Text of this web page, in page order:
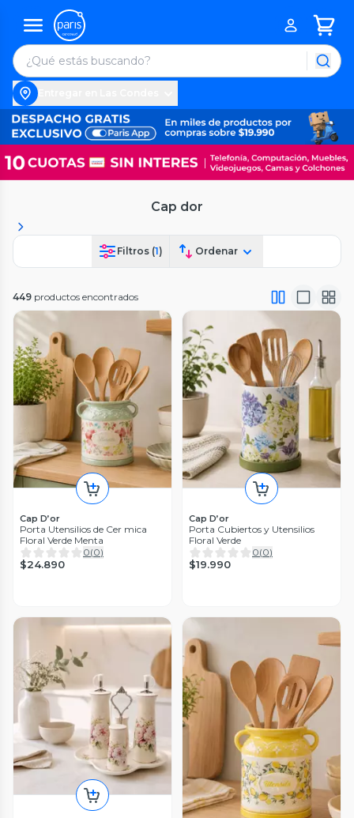
Cap dor
Filtros (1) Ordenar
449 productos encontrados
Cap D’or
Porta Utensilios de Cer mica
Floral Verde Menta
0(0)
$24.890
Cap D’or
Porta Cubiertos y Utensilios
Floral Verde
0(0)
$19.990